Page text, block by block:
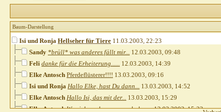
Baum-Darstellung
Isi und Ronja Hellseher für Tiere 11.03.2003, 22:23
Sandy *brüll* was anderes fällt mir... 12.03.2003, 09:48
Feli danke für die Erheiterung...... 12.03.2003, 14:39
Elke Antosch Pferdeflüsterer!!!! 13.03.2003, 09:16
Isi und Ronja Hallo Elke, hast Du dann... 13.03.2003, 14:52
Elke Antosch Hallo Isi, das mit der... 13.03.2003, 15:29
Elke Antosch Was ich noch vergessen habe: ...13.03.2003,15:33